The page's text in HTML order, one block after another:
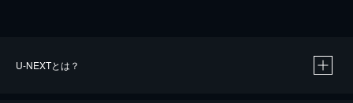
U-NEXTとは？